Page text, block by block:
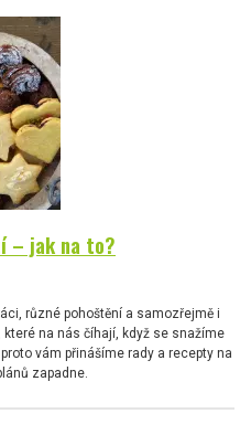
– jak na to?
různé pohoštění a samozřejmě i
na nás číhají, když se snažíme
vám přinášíme rady a recepty na
zapadne.